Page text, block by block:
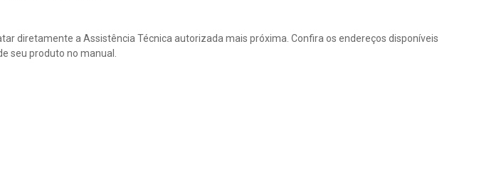
diretamente a Assistência Técnica autorizada mais próxima. Confira os endereços disponíveis
seu produto no manual.